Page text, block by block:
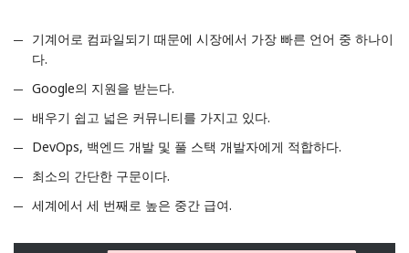
기계어로 컴파일되기 때문에 시장에서 가장 빠른 언어 중 하나이
다.
Google의 지원을 받는다.
배우기 쉽고 넓은 커뮤니티를 가지고 있다.
DevOps, 백엔드 개발 및 풀 스택 개발자에게 적합하다.
최소의 간단한 구문이다.
세계에서 세 번째로 높은 중간 급여.